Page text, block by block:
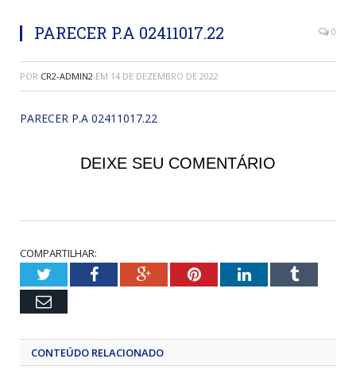
PARECER P.A 02411017.22 0
POR CR2-ADMIN2 EM 14 DE DEZEMBRO DE 2022
PARECER P.A 02411017.22
DEIXE SEU COMENTÁRIO
COMPARTILHAR:
TwitterFacebookGoogle+PinterestLinkedInTumblr
Email
CONTEÚDO RELACIONADO